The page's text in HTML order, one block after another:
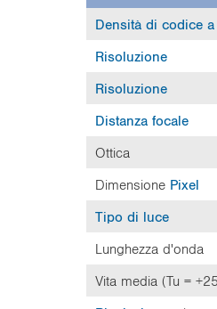
Densità di codice
Risoluzione
Risoluzione
Distanza focale
Ottica
Dimensione Pixel
Tipo di luce
Lunghezza d'onda
Vita media (Tu =